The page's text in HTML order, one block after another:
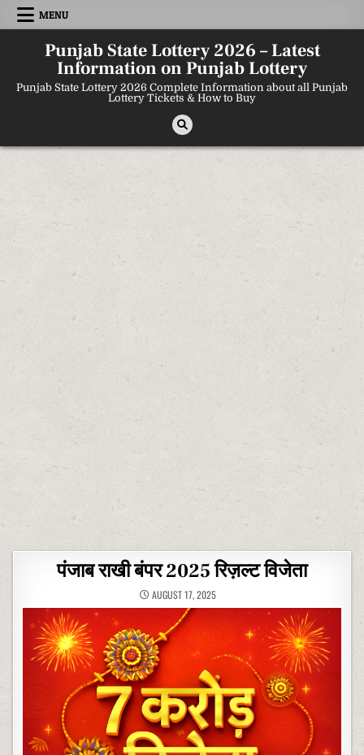
Skip
MENU
Punjab State Lottery 2026 – Latest
Information on Punjab Lottery
Punjab State Lottery 2026 Complete Information about all Punjab
Lottery Tickets & How to Buy
पंजाब राखी बंपर 2025 रिज़ल्ट विजेता
AUGUST 17, 2025